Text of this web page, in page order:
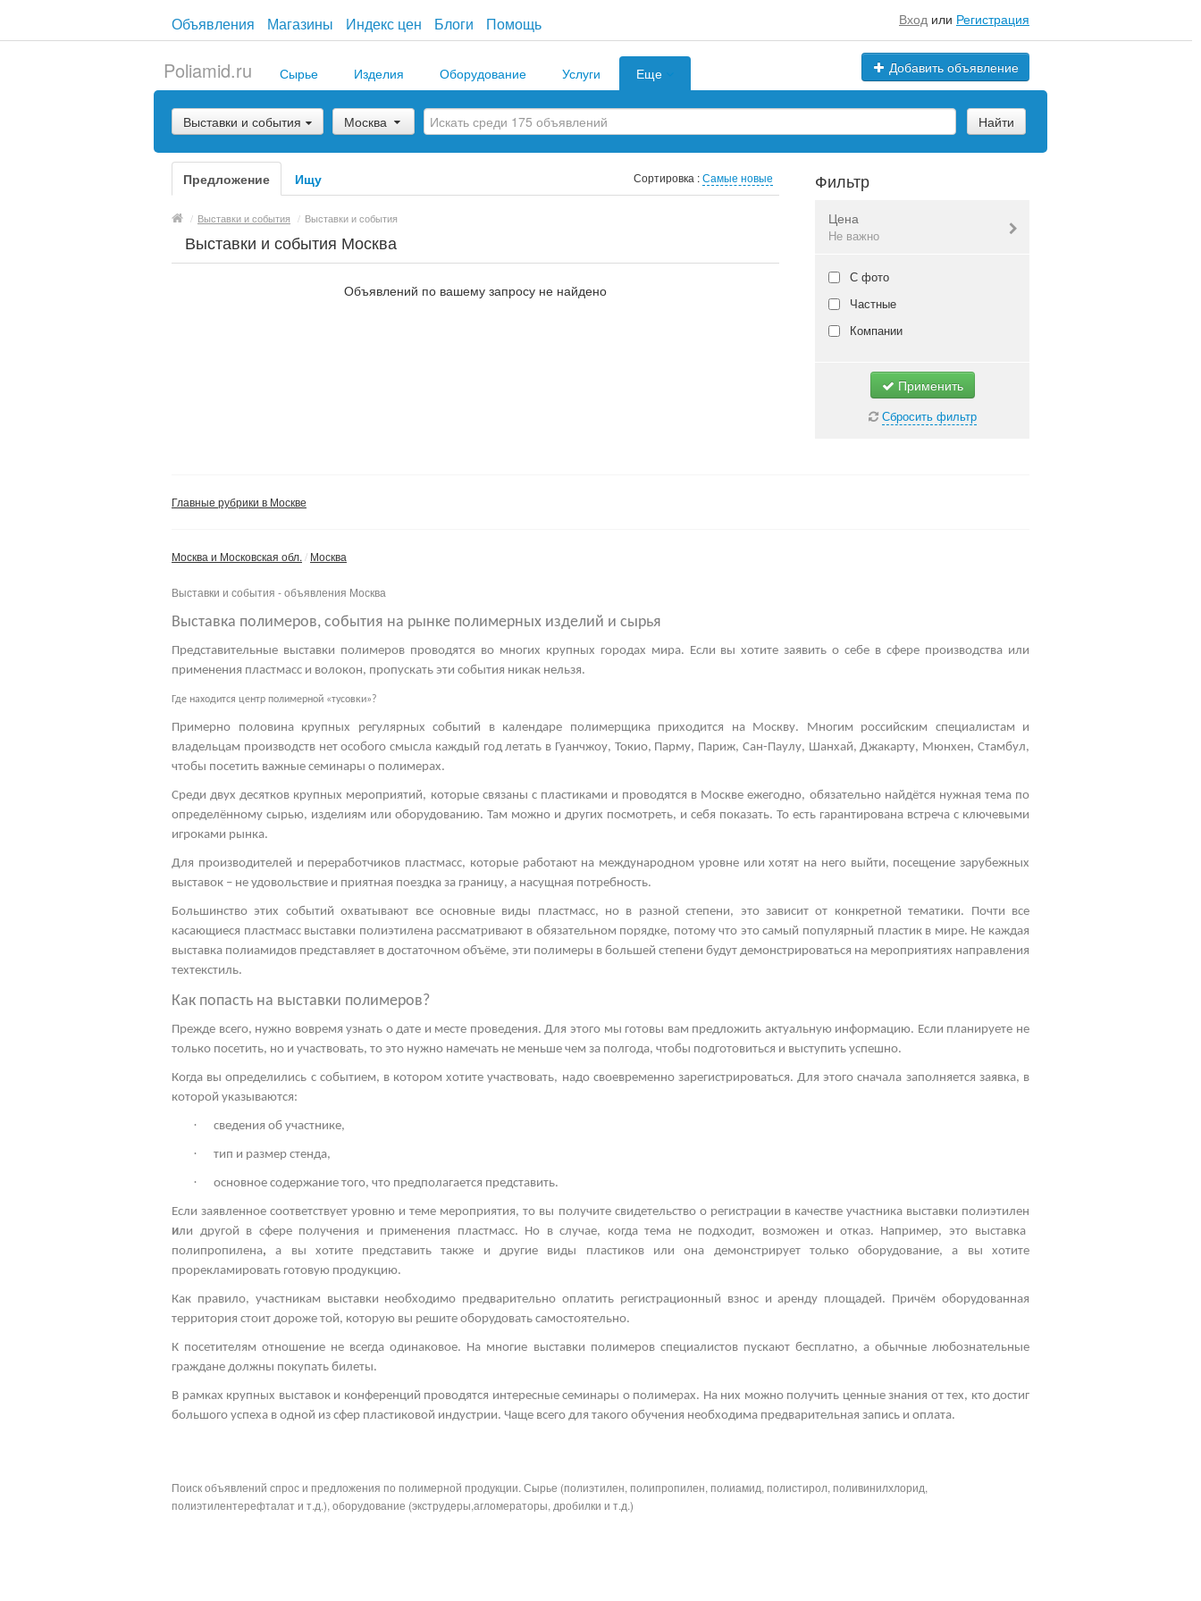
Объявления Магазины Индекс цен Блоги Помощь Вход или Регистрация
Добавить объявление
Poliamid.ru Сырье Изделия Оборудование Услуги Еще
Выставки и события Москва Найти
Предложение Ищу Сортировка :Самые новые
/ Выставки и события / Выставки и события
Выставки и события Москва
Объявлений по вашему запросу не найдено
Фильтр
Цена
Не важно
Валюта:руб.
С фото
Частные
Компании
Применить
Сбросить фильтр
Главные рубрики в Москве
Москва и Московская обл. Москва
Выставки и события - объявления Москва
Выставка полимеров, события на рынке полимерных изделий и сырья
Представительные выставки полимеровпроводятся во многих крупных городах мира. Если вы хотите заявить о себе в сфере производства или
применения пластмасс и волокон, пропускать эти события никак нельзя.
Где находится центр полимерной «тусовки»?
Примерно половина крупных регулярных событий в календаре полимерщика приходится на Москву. Многим российским специалистам и
владельцам производств нет особого смысла каждый год летать в Гуанчжоу, Токио, Парму, Париж, Сан-Паулу, Шанхай, Джакарту, Мюнхен, Стамбул,
чтобы посетить важные семинары о полимерах.
Среди двух десятков крупных мероприятий, которые связаны с пластиками и проводятся в Москве ежегодно, обязательно найдётся нужная тема по
определённому сырью, изделиям или оборудованию. Там можно и других посмотреть, и себя показать. То есть гарантирована встреча с ключевыми
игроками рынка.
Для производителей и переработчиков пластмасс, которые работают на международном уровне или хотят на него выйти, посещение зарубежных
выставок – не удовольствие и приятная поездка за границу, а насущная потребность.
Большинство этих событий охватывают все основные виды пластмасс, но в разной степени, это зависит от конкретной тематики. Почти все
касающиеся пластмасс выставки полиэтилена рассматривают в обязательном порядке, потому что это самый популярный пластик в мире. Не каждая
выставка полиамидов представляет в достаточном объёме, эти полимеры в большей степени будут демонстрироваться на мероприятиях направления
техтекстиль.
Как попасть на выставки полимеров?
Прежде всего, нужно вовремя узнать о дате и месте проведения. Для этого мы готовы вам предложить актуальную информацию. Если планируете не
только посетить, но и участвовать, то это нужно намечать не меньше чем за полгода, чтобы подготовиться и выступить успешно.
Когда вы определились с событием, в котором хотите участвовать, надо своевременно зарегистрироваться. Для этого сначала заполняется заявка, в
которой указываются:
· сведения об участнике,
· тип и размер стенда,
· основное содержание того, что предполагается представить.
Если заявленное соответствует уровню и теме мероприятия, то вы получите свидетельство о регистрации в качестве участника выставки полиэтилен
или другой в сфере получения и применения пластмасс. Но в случае, когда тема не подходит, возможен и отказ. Например, это выставка
полипропилена,а вы хотите представить также и другие виды пластиков
или она демонстрирует только оборудование, а вы хотите
прорекламировать готовую продукцию.
Как правило, участникам выставки необходимо предварительно оплатить регистрационный взнос и аренду площадей. Причём оборудованная
территория стоит дороже той, которую вы решите оборудовать самостоятельно.
К посетителям отношение не всегда одинаковое. На многие выставки полимеровспециалистов пускают бесплатно, а обычные любознательные
граждане должны покупать билеты.
В рамках крупных выставок и конференций проводятся интересные семинары о полимерах. На них можно получить ценные знания от тех, кто достиг
большого успеха в одной из сфер пластиковой индустрии. Чаще всего для такого обучения необходима предварительная запись и оплата.
Поиск объявлений спрос и предложения по полимерной продукции. Сырье (полиэтилен, полипропилен, полиамид, полистирол, поливинилхлорид,
полиэтилентерефталат и т.д.), оборудование (экструдеры,агломераторы, дробилки и т.д.)